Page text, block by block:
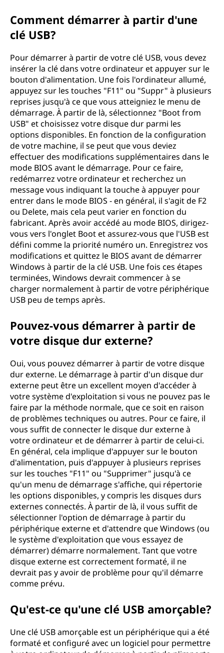
Comment démarrer à partir d'une
clé USB?
Pour démarrer à partir de votre clé USB, vous devez
insérer la clé dans votre ordinateur et appuyer sur le
bouton d'alimentation. Une fois l'ordinateur allumé,
appuyez sur les touches "F11" ou "Suppr" à plusieurs
reprises jusqu'à ce que vous atteigniez le menu de
démarrage. À partir de là, sélectionnez "Boot from
USB" et choisissez votre disque dur parmi les
options disponibles. En fonction de la configuration
de votre machine, il se peut que vous deviez
effectuer des modifications supplémentaires dans le
mode BIOS avant le démarrage. Pour ce faire,
redémarrez votre ordinateur et recherchez un
message vous indiquant la touche à appuyer pour
entrer dans le mode BIOS - en général, il s'agit de F2
ou Delete, mais cela peut varier en fonction du
fabricant. Après avoir accédé au mode BIOS, dirigez-
vous vers l'onglet Boot et assurez-vous que l'USB est
défini comme la priorité numéro un. Enregistrez vos
modifications et quittez le BIOS avant de démarrer
Windows à partir de la clé USB. Une fois ces étapes
terminées, Windows devrait commencer à se
charger normalement à partir de votre périphérique
USB peu de temps après.
Pouvez-vous démarrer à partir de
votre disque dur externe?
Oui, vous pouvez démarrer à partir de votre disque
dur externe. Le démarrage à partir d'un disque dur
externe peut être un excellent moyen d'accéder à
votre système d'exploitation si vous ne pouvez pas le
faire par la méthode normale, que ce soit en raison
de problèmes techniques ou autres. Pour ce faire, il
vous suffit de connecter le disque dur externe à
votre ordinateur et de démarrer à partir de celui-ci.
En général, cela implique d'appuyer sur le bouton
d'alimentation, puis d'appuyer à plusieurs reprises
sur les touches "F11" ou "Supprimer" jusqu'à ce
qu'un menu de démarrage s'affiche, qui répertorie
les options disponibles, y compris les disques durs
externes connectés. À partir de là, il vous suffit de
sélectionner l'option de démarrage à partir du
périphérique externe et d'attendre que Windows (ou
le système d'exploitation que vous essayez de
démarrer) démarre normalement. Tant que votre
disque externe est correctement formaté, il ne
devrait pas y avoir de problème pour qu'il démarre
comme prévu.
Qu'est-ce qu'une clé USB amorçable?
Une clé USB amorçable est un périphérique qui a été
formaté et configuré avec un logiciel pour permettre